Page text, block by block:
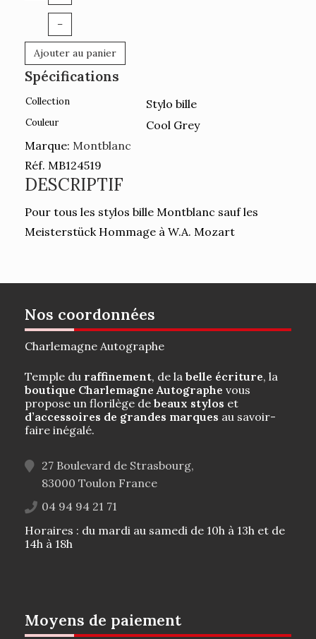
–
Ajouter au panier
Spécifications
Collection Stylo bille
Couleur
Cool Grey
Marque: Montblanc
Réf. MB124519
DESCRIPTIF
Pour tous les stylos bille Montblanc sauf les
Meisterstück Hommage à W.A. Mozart
Nos coordonnées
Charlemagne Autographe
Temple du raffinement, de la belle écriture, la
boutique Charlemagne Autographe vous
propose un florilège de beaux stylos et
d’accessoires de grandes marques au savoir-
faire inégalé.
27 Boulevard de Strasbourg,
83000 Toulon France
04 94 94 21 71
Horaires : du mardi au samedi de 10h à 13h et de
14h à 18h
Moyens de paiement